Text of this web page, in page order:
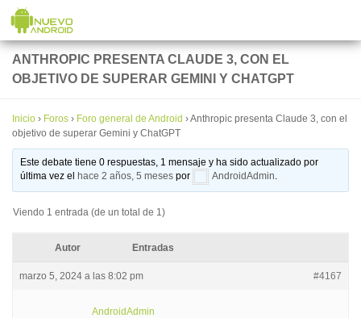
Saltar al contenido
ANTHROPIC PRESENTA CLAUDE 3, CON EL
OBJETIVO DE SUPERAR GEMINI Y CHATGPT
Inicio › Foros › Foro general de Android ›Anthropic presenta Claude 3, con el
objetivo de superar Gemini y ChatGPT
Este debate tiene 0 respuestas, 1 mensaje y ha sido actualizado por
última vez el
hace 2 años, 5 meses por AndroidAdmin.
Viendo 1 entrada (de un total de 1)
Autor Entradas
marzo 5, 2024 a las 8:02 pm #4167
AndroidAdmin